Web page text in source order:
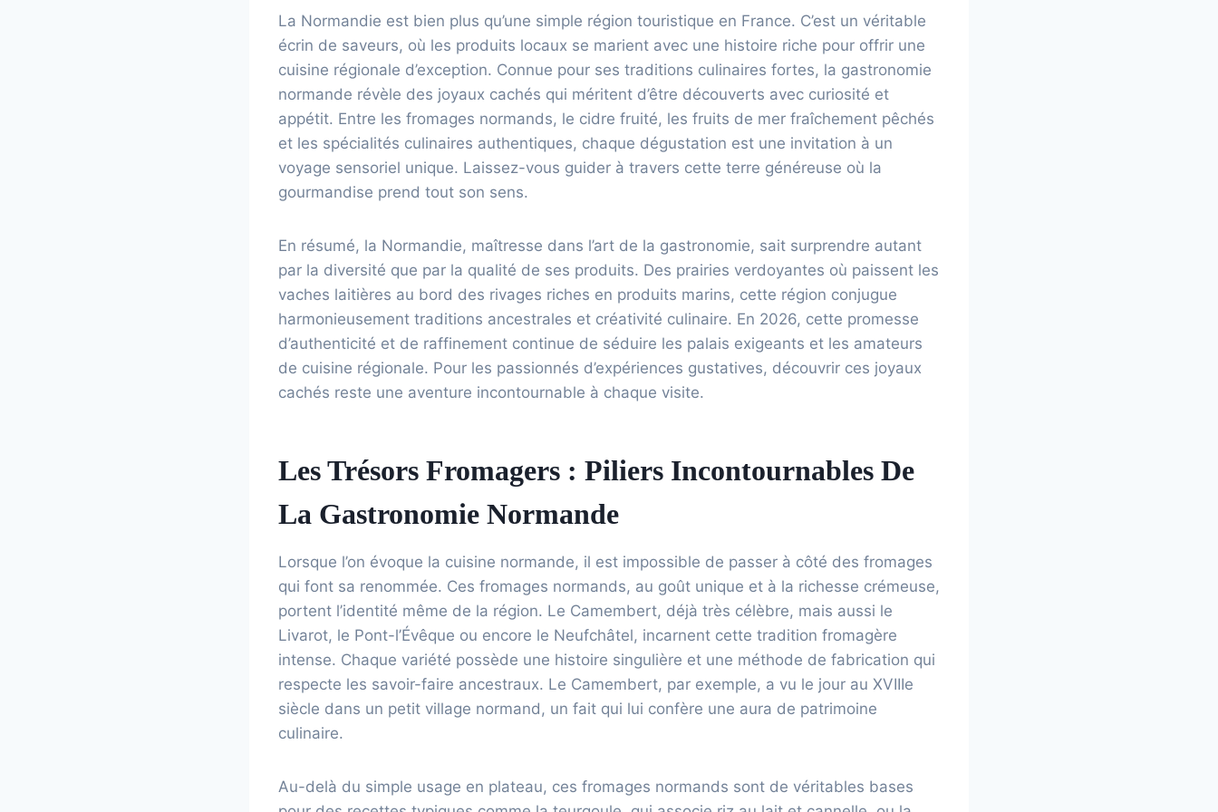
La Normandie est bien plus qu’une simple région touristique en France. C’est un véritable
écrin de saveurs, où les produits locaux se marient avec une histoire riche pour offrir une
cuisine régionale d’exception. Connue pour ses traditions culinaires fortes, la gastronomie
normande révèle des joyaux cachés qui méritent d’être découverts avec curiosité et
appétit. Entre les fromages normands, le cidre fruité, les fruits de mer fraîchement pêchés
et les spécialités culinaires authentiques, chaque dégustation est une invitation à un
voyage sensoriel unique. Laissez-vous guider à travers cette terre généreuse où la
gourmandise prend tout son sens.
En résumé, la Normandie, maîtresse dans l’art de la gastronomie, sait surprendre autant
par la diversité que par la qualité de ses produits. Des prairies verdoyantes où paissent les
vaches laitières au bord des rivages riches en produits marins, cette région conjugue
harmonieusement traditions ancestrales et créativité culinaire. En 2026, cette promesse
d’authenticité et de raffinement continue de séduire les palais exigeants et les amateurs
de cuisine régionale. Pour les passionnés d’expériences gustatives, découvrir ces joyaux
cachés reste une aventure incontournable à chaque visite.
Les Trésors Fromagers : Piliers Incontournables De
La Gastronomie Normande
Lorsque l’on évoque la cuisine normande, il est impossible de passer à côté des fromages
qui font sa renommée. Ces fromages normands, au goût unique et à la richesse crémeuse,
portent l’identité même de la région. Le Camembert, déjà très célèbre, mais aussi le
Livarot, le Pont-l’Évêque ou encore le Neufchâtel, incarnent cette tradition fromagère
intense. Chaque variété possède une histoire singulière et une méthode de fabrication qui
respecte les savoir-faire ancestraux. Le Camembert, par exemple, a vu le jour au XVIIIe
siècle dans un petit village normand, un fait qui lui confère une aura de patrimoine
culinaire.
Au-delà du simple usage en plateau, ces fromages normands sont de véritables bases